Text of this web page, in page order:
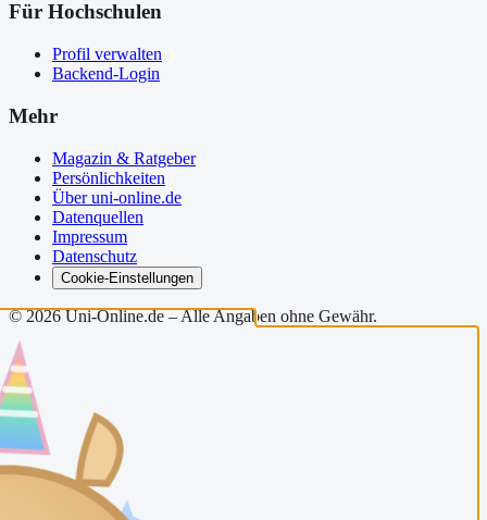
Für Hochschulen
Profil verwalten
Backend-Login
Mehr
Magazin & Ratgeber
Persönlichkeiten
Über uni-online.de
Datenquellen
Impressum
Datenschutz
Cookie-Einstellungen
©2026Uni-Online.de – Alle Angaben ohne Gewähr.